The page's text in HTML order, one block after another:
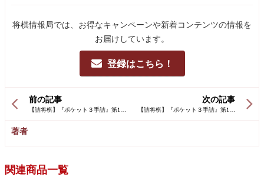
将棋情報局では、お得なキャンペーンや新着コンテンツの情報を
お届けしています。
登録はこちら！
次の記事
前の記事
著者
関連商品一覧